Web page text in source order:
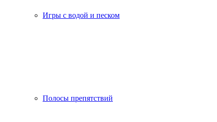
Игры с водой и песком
Полосы препятствий